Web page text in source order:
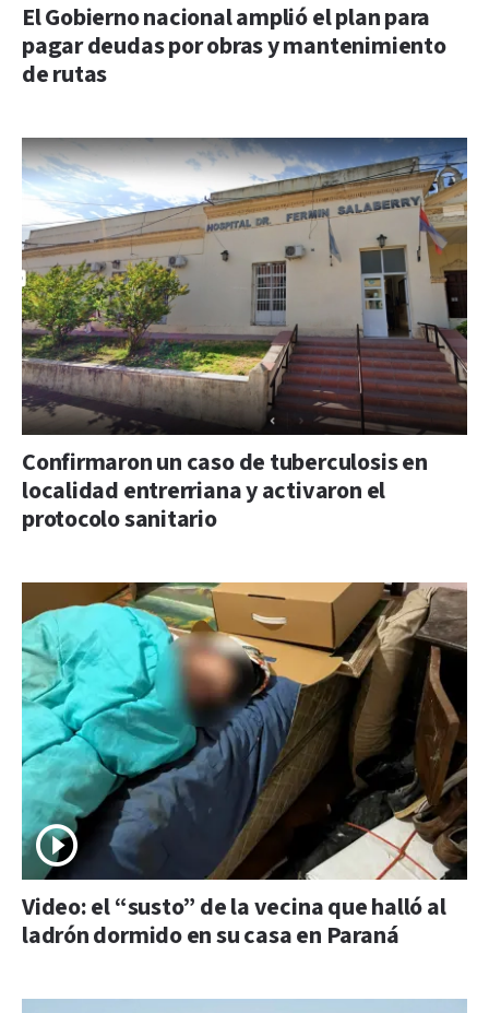
El Gobierno nacional amplió el plan para
pagar deudas por obras y mantenimiento
de rutas
Confirmaron un caso de tuberculosis en
localidad entrerriana y activaron el
protocolo sanitario
Video: el “susto” de la vecina que halló al
ladrón dormido en su casa en Paraná